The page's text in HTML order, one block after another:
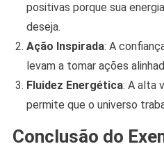
positivas porque sua
deseja.
Ação Inspirada: A
levam a tomar ações
Fluidez Energética: A alta
permite que o universo
Conclusão do